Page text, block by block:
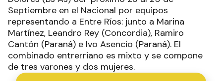
Septiembre en el Nacional por equipos
representando a Entre Ríos: junto a Marina
Martínez, Leandro Rey (Concordia), Ramiro
Cantón (Paraná) e Ivo Asencio (Paraná). El
combinado entrerriano es mixto y se compone
de tres varones y dos mujeres.